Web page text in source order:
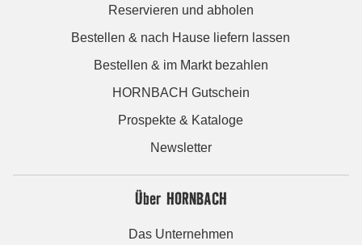
Reservieren und abholen
Bestellen & nach Hause liefern lassen
Bestellen & im Markt bezahlen
HORNBACH Gutschein
Prospekte & Kataloge
Newsletter
Über HORNBACH
Das Unternehmen